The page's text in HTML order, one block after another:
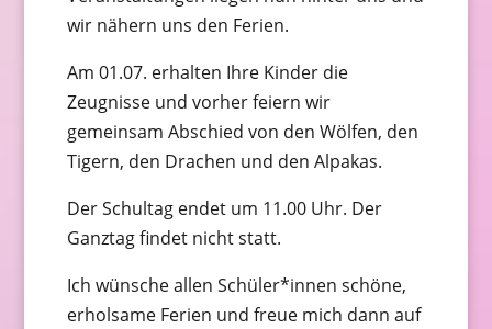
wir nähern uns den Ferien.
Am 01.07. erhalten Ihre Kinder die
Zeugnisse und vorher feiern wir
gemeinsam Abschied von den Wölfen, den
Tigern, den Drachen und den Alpakas.
Der Schultag endet um 11.00 Uhr. Der
Ganztag findet nicht statt.
Ich wünsche allen Schüler*innen schöne,
erholsame Ferien und freue mich dann auf